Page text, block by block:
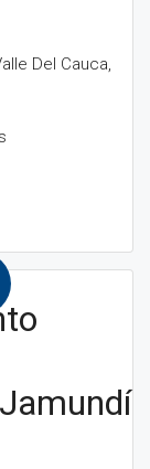
Del Cauca,